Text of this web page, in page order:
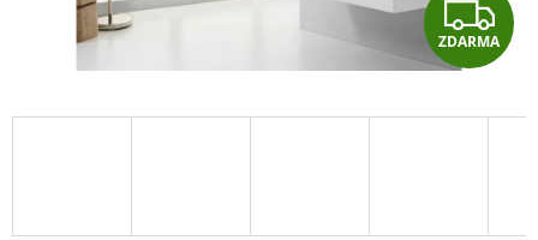
Z
D
A
ZDARMA